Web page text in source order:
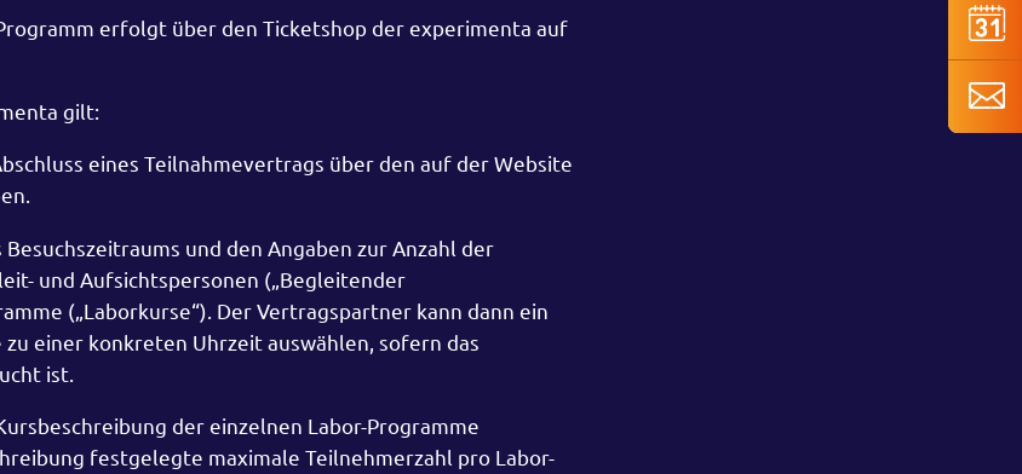
erfolgt über den Ticketshop der experimenta auf
gilt:
eines Teilnahmevertrags über den auf der Website
und den Angaben zur Anzahl der
und Aufsichtspersonen („Begleitender
(„Laborkurse“). Der Vertragspartner kann dann ein
einer konkreten Uhrzeit auswählen, sofern das
ist.
der einzelnen Labor-Programme
festgelegte maximale Teilnehmerzahl pro Labor-